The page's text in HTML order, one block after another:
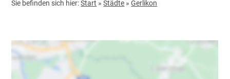
Sie befinden sich hier:Start »Städte »Gerlikon